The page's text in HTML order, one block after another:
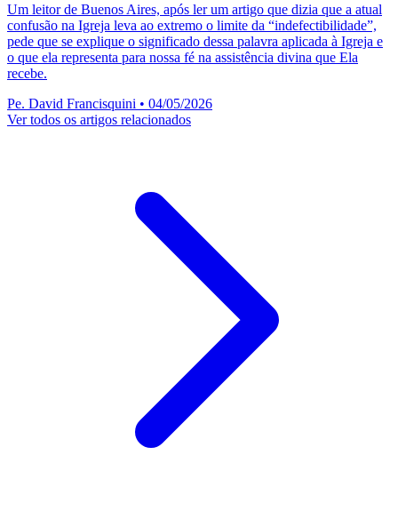
Um leitor de Buenos Aires, após ler um artigo que dizia que a atual
confusão na Igreja leva ao extremo o limite da “indefectibilidade”,
pede que se explique o significado dessa palavra aplicada à Igreja e
o que ela representa para nossa fé na assistência divina que Ela
recebe.
Pe. David Francisquini • 04/05/2026
Ver todos os artigos relacionados